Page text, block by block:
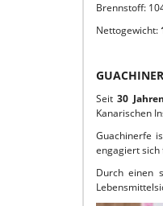
Brennstoff:
Nettogewicht:
Seit30 Jahren
Kanarischen
Guachinerfe
engagiert sich
Durch einen